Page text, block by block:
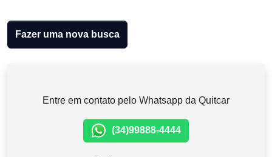
Fazer uma nova busca
Entre em contato pelo Whatsapp da Quitcar
(34)99888-4444